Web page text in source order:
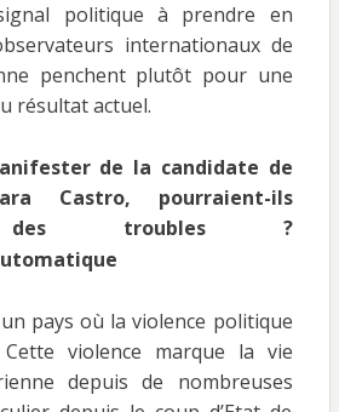
politique à prendre en
internationaux de
penchent plutôt pour une
résultat actuel.
de la candidate de
Castro, pourraient-ils
des troubles ?
pays où la violence politique
violence marque la vie
depuis de nombreuses